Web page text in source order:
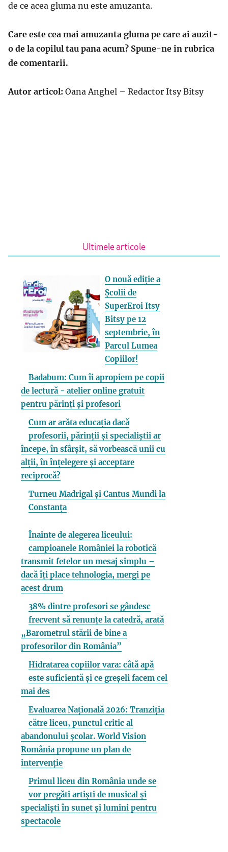
de ce acea gluma nu este amuzanta.
Care este cea mai amuzanta gluma pe care ai auzit-
o de la copilul tau pana acum? Spune-ne in rubrica
de comentarii.
Autor articol: Oana Anghel – Redactor Itsy Bitsy
Ultimele articole
O nouă ediție a
Școlii de
SuperEroi Itsy
Bitsy pe 12
septembrie, în
Parcul Lumea
Copiilor!
Badabum: Cum îi apropiem pe copii
de lectură - atelier online gratuit
pentru părinți și profesori
Cum ar arăta educația dacă
profesorii, părinții și specialiștii ar
începe, în sfârșit, să vorbească unii cu
alții, în înțelegere și acceptare
reciprocă?
Turneu Madrigal și Cantus Mundi la
Constanța
Înainte de alegerea liceului:
campioanele României la robotică
transmit fetelor un mesaj simplu –
dacă îți place tehnologia, mergi pe
acest drum
38% dintre profesori se gândesc
frecvent să renunțe la catedră, arată
„Barometrul stării de bine a
profesorilor din România”
Hidratarea copiilor vara: câtă apă
este suficientă și ce greșeli facem cel
mai des
Evaluarea Națională 2026: Tranziția
către liceu, punctul critic al
abandonului școlar. World Vision
România propune un plan de
intervenție
Primul liceu din România unde se
vor pregăti artiști de musical și
specialiști în sunet și lumini pentru
spectacole